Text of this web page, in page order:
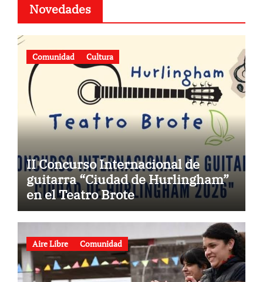
Novedades
Comunidad Cultura
II Concurso Internacional de
guitarra “Ciudad de Hurlingham”
en el Teatro Brote
Aire Libre Comunidad